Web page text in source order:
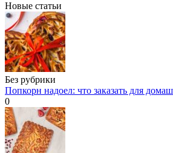
Новые статьи
Без рубрики
Попкорн надоел: что заказать для
0